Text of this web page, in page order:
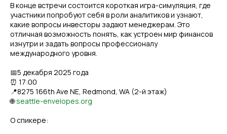
В конце встречи состоится короткая игра-симуляция, где
участники попробуют себя в роли аналитиков и узнают,
какие вопросы инвесторы задают менеджерам. Это
отличная возможность понять, как устроен мир финансов
изнутри и задать вопросы профессионалу
международного уровня.
📅5 декабря 2025 года
⏰ 17:00
📍8275 166th Ave NE, Redmond, WA (2-й этаж)
🌐seattle-envelopes.org
О спикере: